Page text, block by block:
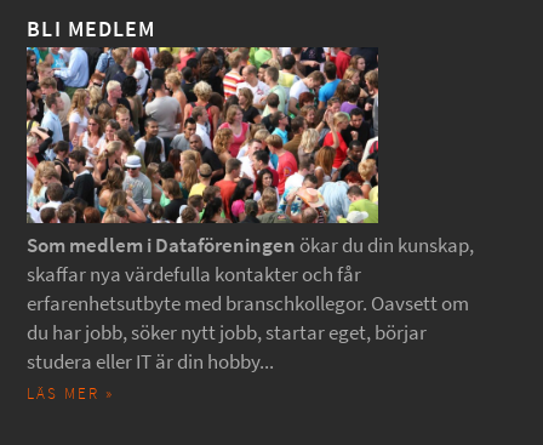
BLI MEDLEM
Som medlem i Dataföreningen ökar du din kunskap,
skaffar nya värdefulla kontakter och får
erfarenhetsutbyte med branschkollegor. Oavsett om
du har jobb, söker nytt jobb, startar eget, börjar
studera eller IT är din hobby...
LÄS MER »